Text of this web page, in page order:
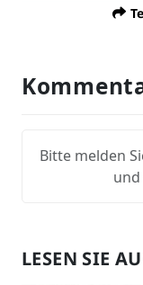
Bitte melden
LESEN SIE